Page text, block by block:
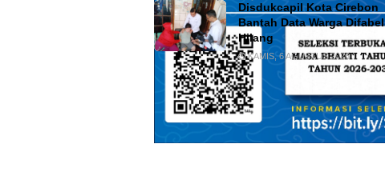
Disdukcapil Kota Cirebon
Bantah Data Warga Difabel
Hilang
KAMIS, 6 AGUSTUS 2026